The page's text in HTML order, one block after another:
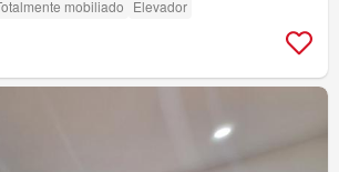
mobiliado Elevador